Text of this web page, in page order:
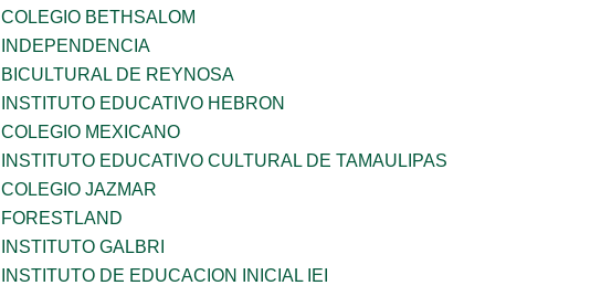
COLEGIO BETHSALOM
INDEPENDENCIA
BICULTURAL DE REYNOSA
INSTITUTO EDUCATIVO HEBRON
COLEGIO MEXICANO
INSTITUTO EDUCATIVO CULTURAL DE TAMAULIPAS
COLEGIO JAZMAR
FORESTLAND
INSTITUTO GALBRI
INSTITUTO DE EDUCACION INICIAL IEI